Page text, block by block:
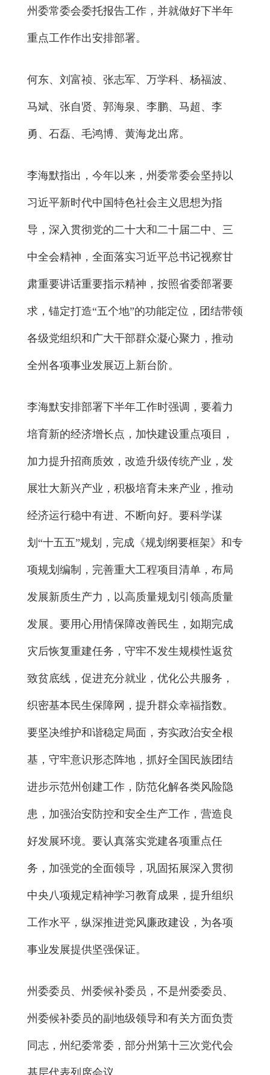
州委常委会委托报告工作，并就做好下半年
重点工作作出安排部署。
何东、刘富祯、张志军、万学科、杨福波、
马斌、张自贤、郭海泉、李鹏、马超、李
勇、石磊、毛鸿博、黄海龙出席。
李海默指出，今年以来，州委常委会坚持以
习近平新时代中国特色社会主义思想为指
导，深入贯彻党的二十大和二十届二中、三
中全会精神，全面落实习近平总书记视察甘
肃重要讲话重要指示精神，按照省委部署要
求，锚定打造“五个地”的功能定位，团结带领
各级党组织和广大干部群众凝心聚力，推动
全州各项事业发展迈上新台阶。
李海默安排部署下半年工作时强调，要着力
培育新的经济增长点，加快建设重点项目，
加力提升招商质效，改造升级传统产业，发
展壮大新兴产业，积极培育未来产业，推动
经济运行稳中有进、不断向好。要科学谋
划“十五五”规划，完成《规划纲要框架》和专
项规划编制，完善重大工程项目清单，布局
发展新质生产力，以高质量规划引领高质量
发展。要用心用情保障改善民生，如期完成
灾后恢复重建任务，守牢不发生规模性返贫
致贫底线，促进充分就业，优化公共服务，
织密基本民生保障网，提升群众幸福指数。
要坚决维护和谐稳定局面，夯实政治安全根
基，守牢意识形态阵地，抓好全国民族团结
进步示范州创建工作，防范化解各类风险隐
患，加强治安防控和安全生产工作，营造良
好发展环境。要认真落实党建各项重点任
务，加强党的全面领导，巩固拓展深入贯彻
中央八项规定精神学习教育成果，提升组织
工作水平，纵深推进党风廉政建设，为各项
事业发展提供坚强保证。
州委委员、州委候补委员，不是州委委员、
州委候补委员的副地级领导和有关方面负责
同志，州纪委常委，部分州第十三次党代会